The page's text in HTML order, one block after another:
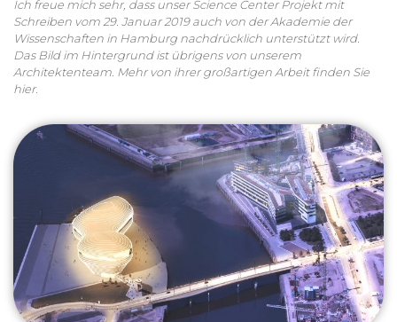
Ich freue mich sehr, dass unser Science Center Projekt mit
Schreiben vom 29. Januar 2019 auch von der Akademie der
Wissenschaften in Hamburg nachdrücklich unterstützt wird.
Das Bild im Hintergrund ist übrigens von unserem
Architektenteam. Mehr von ihrer großartigen Arbeit finden Sie
hier.